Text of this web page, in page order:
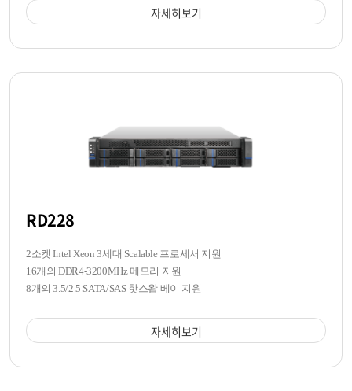
자세히보기
RD228
2소켓 Intel Xeon 3세대 Scalable 프로세서 지원
16개의 DDR4-3200MHz 메모리 지원
8개의 3.5/2.5 SATA/SAS 핫스왑 베이 지원
자세히보기